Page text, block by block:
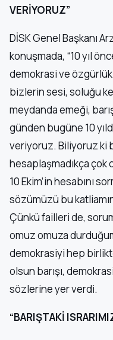
VERİYORUZ”
DİSK Genel Başkanı
konuşmada, “10 yıl
demokrasi ve
bizlerin sesi, soluğu
meydanda emeği,
günden bugüne 10
veriyoruz. Biliyoruz ki
hesaplaşmadıkça çok
10 Ekim’in hesabını
sözümüzü bu
Çünkü failleri de,
omuz omuza
demokrasiyi hep
olsun barışı,
sözlerine yer verdi.
“BARIŞTAKİ